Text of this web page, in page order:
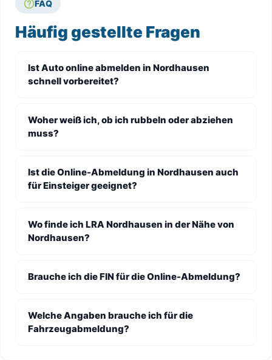
FAQ
Häufig gestellte Fragen
Ist Auto online abmelden in Nordhausen
schnell vorbereitet?
Woher weiß ich, ob ich rubbeln oder abziehen
muss?
Ist die Online-Abmeldung in Nordhausen auch
für Einsteiger geeignet?
Wo finde ich LRA Nordhausen in der Nähe von
Nordhausen?
Brauche ich die FIN für die Online-Abmeldung?
Welche Angaben brauche ich für die
Fahrzeugabmeldung?